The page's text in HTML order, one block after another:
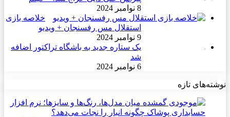
8 نوامبر 2024
خلاصه بازی
استقلال مس رفسنجان + ویدیو
9 نوامبر 2024
یک ستاره جدید به باشگاه تراکتور اضافه
شد
6 نوامبر 2024
نوشته‌های تازه